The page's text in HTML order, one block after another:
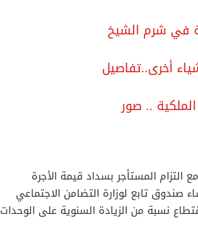
في شرم الشيخ
أخرى..تفاصيل
.. صور
مع التزام المستأجر بسداد قيمة الأجرة
صندوق تابع لوزارة التضامن الاجتماعي
نسبة من الزيادة السنوية على الوحدات